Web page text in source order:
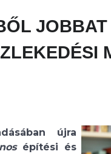
újra
építési és